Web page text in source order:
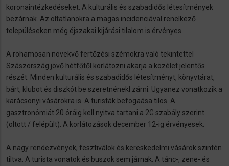
koronaintézkedéseket. A kulturális és szabadidős létesítmények
bezárnak. Az oltatlanokra a magas incidenciával renelkező
településeken még éjszakai kijárási tilalom is érvényes.
A rohamosan növekvő fertőzési szémokra való tekintettel
Szászország jövő hétfőtől korlátozni akarja a közélet jelentős
részét. Minden kulturális és szabadidős létesítményt, könyvtárat,
bárt, klubot és diszkót be szeretnénekl zárni. Ugyanez vonatkozik a
karácsonyi vásárokra is. A turisták befogaása tilos. A
gasztronómiát 20 óráig kell nyitva tartani a 2G szabály szerint
(oltott / felépült). A korlátozások december 12-ig érvényesek.
A nagy rendezvények, fesztiválok és kereskedelmi vásárok szintén
tiltva. A turista vonatok és buszok sem járnak. A tánc-, zene- és